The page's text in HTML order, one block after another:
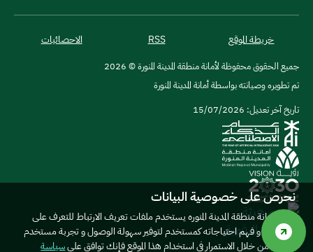
خريطة الموقع RSS الاحصائيات
جميع الحقوق محفوظة لأمانة منطقة المدينة المنورة © 2026
تم تطويره وصيانته بواسطة أمانة المدينة المنورة
تاريخ آخر تعديل: 15/07/2026
نحرص على خصوصية البيانات
موقع امانة منطقة المدينة المنوره يستخدم ملفات تعريف الارتباط للتعرف على
المستخدم و فهم احتياجاته كمستخدم لتوفير سهولة الوصول و تجربة مستخدم
أفضل. من خلال الاستمرار في استخدام هذا الموقع فإنك توافق علىسياسة